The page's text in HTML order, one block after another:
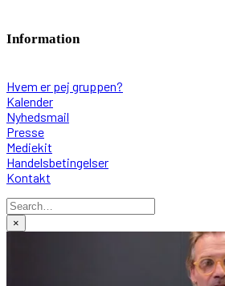
Information
Hvem er pej gruppen?
Kalender
Nyhedsmail
Presse
Mediekit
Handelsbetingelser
Kontakt
×